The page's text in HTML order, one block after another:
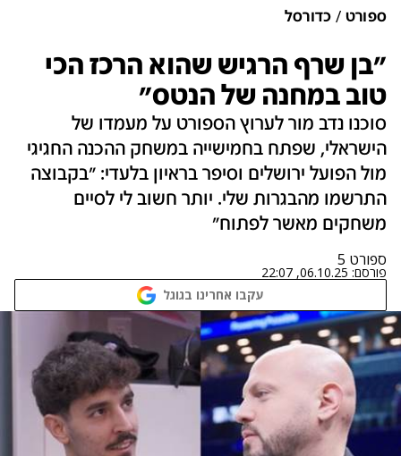
ספורט כדורסל
"בן שרף הרגיש שהוא הרכז הכי
טוב במחנה של הנטס"
סוכנו נדב מור לערוץ הספורט על מעמדו של
הישראלי, שפתח בחמישייה במשחק ההכנה החגיגי
מול הפועל ירושלים וסיפר בראיון בלעדי: "בקבוצה
התרשמו מהבגרות שלי. יותר חשוב לי לסיים
משחקים מאשר לפתוח"
ספורט 5
פורסם: 06.10.25, 22:07
עקבו אחרינו בגוגל